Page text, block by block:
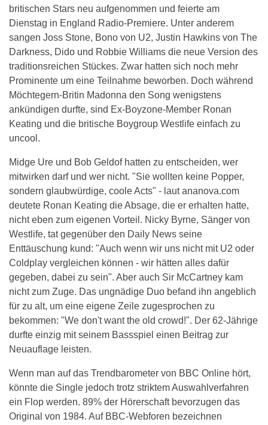
britischen Stars neu aufgenommen und feierte am
Dienstag in England Radio-Premiere. Unter anderem
sangen Joss Stone, Bono von U2, Justin Hawkins von The
Darkness, Dido und Robbie Williams die neue Version des
traditionsreichen Stückes. Zwar hatten sich noch mehr
Prominente um eine Teilnahme beworben. Doch während
Möchtegern-Britin Madonna den Song wenigstens
ankündigen durfte, sind Ex-Boyzone-Member Ronan
Keating und die britische Boygroup Westlife einfach zu
uncool.
Midge Ure und Bob Geldof hatten zu entscheiden, wer
mitwirken darf und wer nicht. "Sie wollten keine Popper,
sondern glaubwürdige, coole Acts" - laut ananova.com
deutete Ronan Keating die Absage, die er erhalten hatte,
nicht eben zum eigenen Vorteil. Nicky Byrne, Sänger von
Westlife, tat gegenüber den Daily News seine
Enttäuschung kund: "Auch wenn wir uns nicht mit U2 oder
Coldplay vergleichen können - wir hätten alles dafür
gegeben, dabei zu sein". Aber auch Sir McCartney kam
nicht zum Zuge. Das ungnädige Duo befand ihn angeblich
für zu alt, um eine eigene Zeile zugesprochen zu
bekommen: "We don't want the old crowd!". Der 62-Jährige
durfte einzig mit seinem Bassspiel einen Beitrag zur
Neuauflage leisten.
Wenn man auf das Trendbarometer von BBC Online hört,
könnte die Single jedoch trotz striktem Auswahlverfahren
ein Flop werden. 89% der Hörerschaft bevorzugen das
Original von 1984. Auf BBC-Webforen bezeichnen